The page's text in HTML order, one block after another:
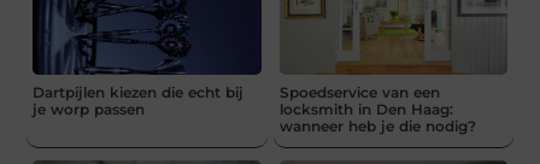
Dartpijlen kiezen die echt bij
je worp passen
Spoedservice van een
locksmith in Den Haag:
wanneer heb je die nodig?